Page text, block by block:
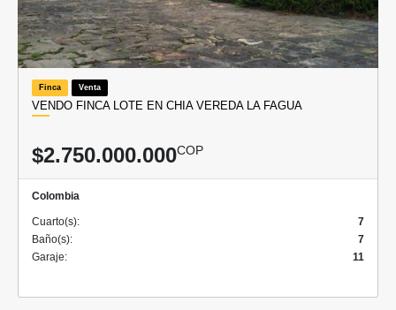
Finca Venta
VENDO FINCA LOTE EN CHIA VEREDA LA FAGUA
$2.750.000.000COP
Colombia
Cuarto(s):
7
Baño(s):
7
Garaje:
11